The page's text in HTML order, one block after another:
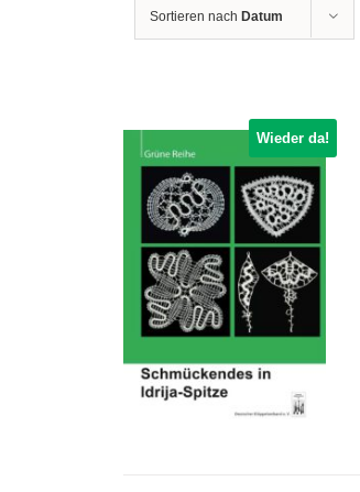
Sortieren nach Datum
Wieder da!